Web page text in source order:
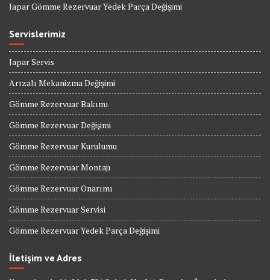
Japar Gömme Rezervuar Yedek Parça Değişimi
Servislerimiz
Japar Servis
Arızalı Mekanizma Değişimi
Gömme Rezervuar Bakımı
Gömme Rezervuar Değişimi
Gömme Rezervuar Kurulumu
Gömme Rezervuar Montajı
Gömme Rezervuar Onarımı
Gömme Rezervuar Servisi
Gömme Rezervuar Yedek Parça Değişimi
İletişim ve Adres